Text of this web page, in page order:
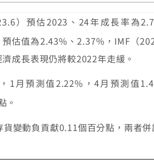
）預估2023、24年成長率為
估值為2.43%、2.37%，IMF（
成長表現仍將較2022年走緩。
1月預測值2.22%，4月預測值
。
變動負貢獻0.11個百分點，兩者併